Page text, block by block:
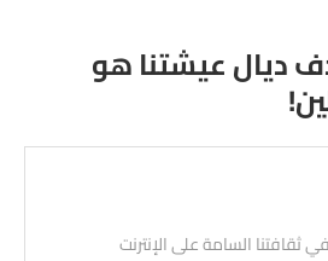
ديال عيشتنا هو
ثقافتنا السامة على الإنترنت